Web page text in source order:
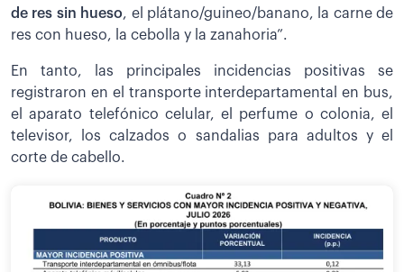
de res sin hueso, el plátano/guineo/banano, la carne de
res con hueso, la cebolla y la zanahoria”.
En tanto, las principales incidencias positivas se
registraron en el transporte interdepartamental en bus,
el aparato telefónico celular, el perfume o colonia, el
televisor, los calzados o sandalias para adultos y el
corte de cabello.